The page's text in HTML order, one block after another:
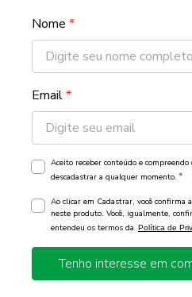
Nome *
Email*
Aceito receber conteúdo e
descadastrar a qualquer momento. *
Ao clicar em Cadastrar, você confirma
neste produto. Você, igualmente,
entendeu os termos da Política de
Tenho interesse em